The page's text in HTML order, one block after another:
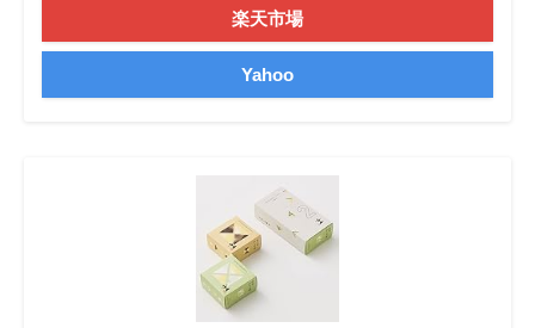
楽天市場
Yahoo